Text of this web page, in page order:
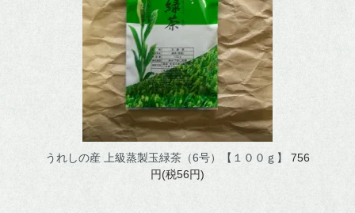
うれしの産 上級蒸製玉緑茶（6号）【１００ｇ】
756
円(税56円)